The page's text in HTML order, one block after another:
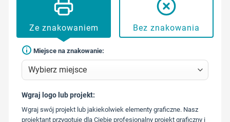
Ze znakowaniem Bez znakowania
Miejsce na znakowanie:
573 568
217
Wgraj logo lub projekt:
Wgraj swój projekt lub jakiekolwiek elementy graficzne. Nasz
projektant przygotuje dla Ciebie profesjonalny projekt graficzny i